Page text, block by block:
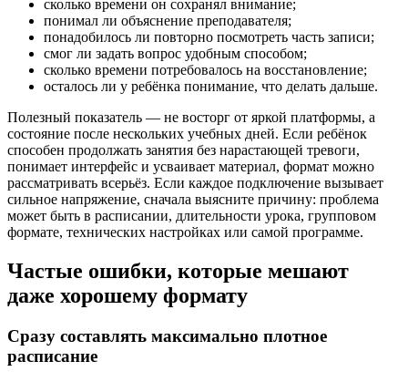
сколько времени он сохранял внимание;
понимал ли объяснение преподавателя;
понадобилось ли повторно посмотреть часть записи;
смог ли задать вопрос удобным способом;
сколько времени потребовалось на восстановление;
осталось ли у ребёнка понимание, что делать дальше.
Полезный показатель — не восторг от яркой платформы, а
состояние после нескольких учебных дней. Если ребёнок
способен продолжать занятия без нарастающей тревоги,
понимает интерфейс и усваивает материал, формат можно
рассматривать всерьёз. Если каждое подключение вызывает
сильное напряжение, сначала выясните причину: проблема
может быть в расписании, длительности урока, групповом
формате, технических настройках или самой программе.
Частые ошибки, которые мешают
даже хорошему формату
Сразу составлять максимально плотное
расписание